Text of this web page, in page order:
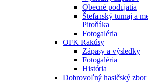
Obecné podujatia
Štefanský turnaj a
Pitoňáka
Fotogaléria
OFK Rakúsy
Zápasy a výsledky
Fotogaléria
História
Dobrovoľný hasičský zbor